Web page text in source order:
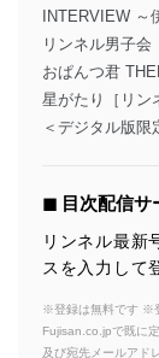
INTERVIEW ～
リンネル男子会
おぱんつ君
星がたり［リン
＜デジタル版
◼︎ 目次配信サ
リンネル最新
スを入力して
※登録は無料です ※
Fujisan.co.jpで既に
及び宛先メールアド